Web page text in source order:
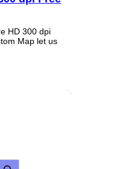
HD 300 dpi
Map let us